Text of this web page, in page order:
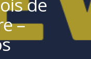
–